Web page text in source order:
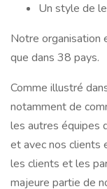
Un style de
Notre organisation
que dans 38 pays.
Comme illustré
notamment de
les autres équipes
et avec nos clients
les clients et les
majeure partie de